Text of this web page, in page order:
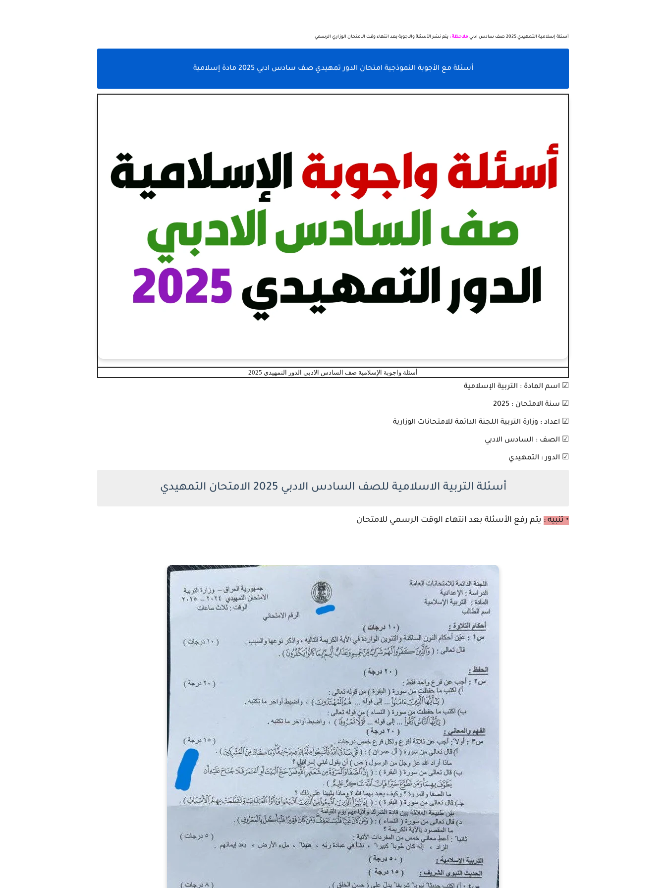
أسئلة إسلامية التمهيدي 2025 صف سادس ادبي ملاحظة : يتم نشر الأسئلة والاجوبة بعد انتهاء وقت الامتحان الوزاري الرسمي
أسئلة مع الأجوبة النموذجية امتحان الدور تمهيدي صف سادس ادبي 2025 مادة إسلامية
أسئلة واجوبة الإسلامية صف السادس الادبي الدور التمهيدي 2025
☑ اسم المادة : التربية الإسلامية
☑ سنة الامتحان : 2025
☑ اعداد : وزارة التربية اللجنة الدائمة للامتحانات الوزارية
☑ الصف : السادس الادبي
☑ الدور : التمهيدي
أسئلة التربية الاسلامية للصف السادس الادبي 2025 الامتحان التمهيدي
• تنبيه : يتم رفع الأسئلة بعد انتهاء الوقت الرسمي للامتحان